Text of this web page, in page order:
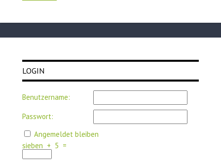
LOGIN
Benutzername:
Passwort:
Angemeldet bleiben
sieben + 5 =